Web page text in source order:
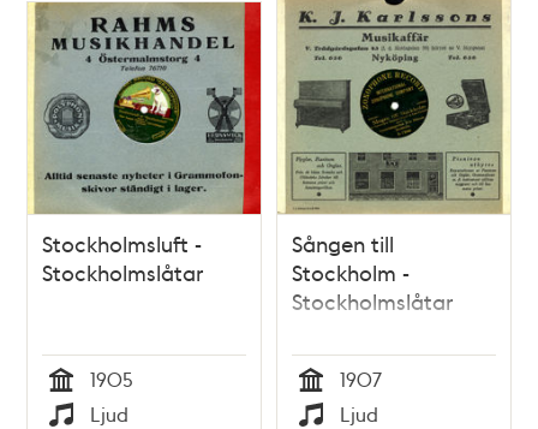
Stockholmsluft -
Stockholmslåtar
Tid
1905
Ljud
Sången till
Stockholm -
Stockholmslåtar
Tid
1907
Ljud